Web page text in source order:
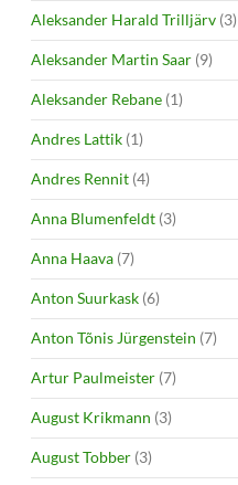
Aleksander Harald Trilljärv (3)
Aleksander Martin Saar (9)
Aleksander Rebane (1)
Andres Lattik (1)
Andres Rennit (4)
Anna Blumenfeldt (3)
Anna Haava (7)
Anton Suurkask (6)
Anton Tõnis Jürgenstein (7)
Artur Paulmeister (7)
August Krikmann (3)
August Tobber (3)